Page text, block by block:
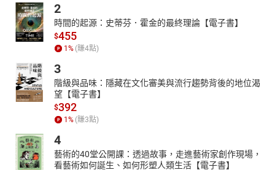
2
時間的起源：史蒂芬．霍金的最終理論【電子書】
$455
1% (賺4點)
3
階級與品味：隱藏在文化審美與流行趨勢背後的地位渴
望【電子書】
$392
1% (賺3點)
4
藝術的40堂公開課：透過故事，走進藝術家創作現場，
看藝術如何誕生、如何形塑人類生活【電子書】